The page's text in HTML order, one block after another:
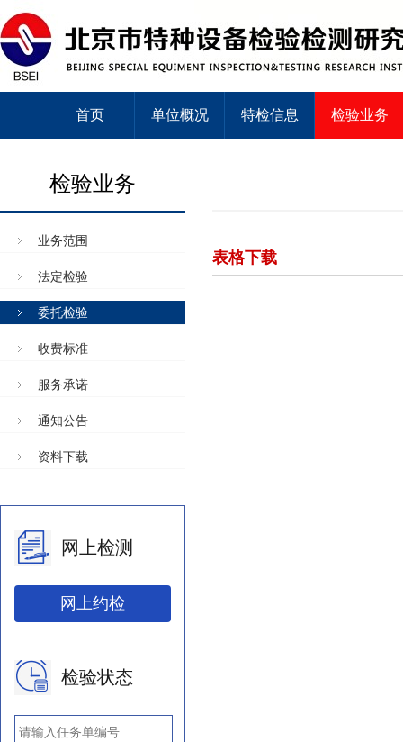
首页 单位概况 特检信息 检验业务
检验业务
业务范围
法定检验
委托检验
收费标准
服务承诺
通知公告
资料下载
网上检测
网上约检
检验状态
表格下载